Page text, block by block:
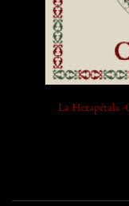
La Hexapétala